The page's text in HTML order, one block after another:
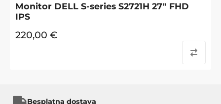
Monitor DELL S-series S2721H 27" FHD
IPS
220,00 €
Besplatna dostava